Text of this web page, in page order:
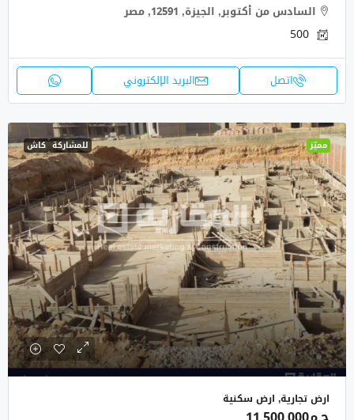
السادس من أكتوبر, الجيزة, 12591, مصر
500
اتصل البريد الإلكتروني
مميّز للمشاركة كاش
ارض تجارية, ارض سكنية